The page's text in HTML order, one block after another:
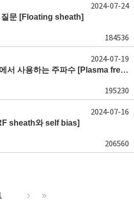
질문 [Floating sheath]
184536
2024-07-24
Dielectric Etcher(CCP)에서 사용하는 주파수 [Plasma frequency 및 RF sheath]
195230
2024-07-19
sheath와 self bias]
206560
2024-07-16